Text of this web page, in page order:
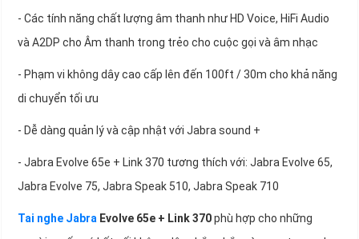
- Các tính năng chất lượng âm thanh như HD Voice, HiFi Audio
và A2DP cho Âm thanh trong trẻo cho cuộc gọi và âm nhạc
- Phạm vi không dây cao cấp lên đến 100ft / 30m cho khả năng
di chuyển tối ưu
- Dễ dàng quản lý và cập nhật với Jabra sound +
- Jabra Evolve 65e + Link 370 tương thích với: Jabra Evolve 65,
Jabra Evolve 75, Jabra Speak 510, Jabra Speak 710
Tai nghe Jabra Evolve 65e + Link 370phù hợp cho những